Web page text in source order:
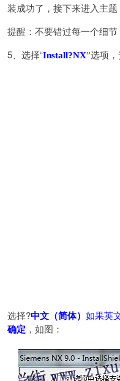
装成功了，接下来进入主题
提醒：不要错过每一个细
5、选择“Install?NX”选项
选择?中文（简体） 如果英
确定 ，如图：